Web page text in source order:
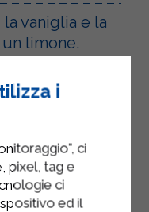
vaniglia e la
limone.
farina di tipo
precedente
plum-cake
versare il
i
ci
pixel, tag e
ci
ed il